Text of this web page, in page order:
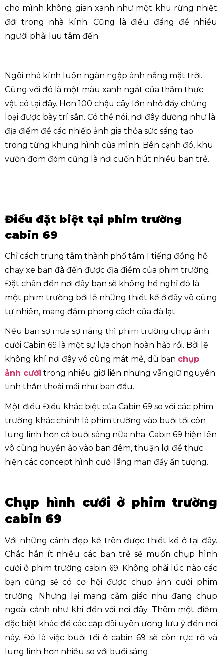
cho mình không gian xanh như một khu rừng nhiệt
đới trong nhà kính. Cũng là điều đáng để nhiều
người phải lưu tâm đến.
Ngôi nhà kính luôn ngàn ngập ánh nắng mặt trời.
Cùng với đó là một màu xanh ngắt của thảm thực
vật có tại đây. Hơn 100 chậu cây lớn nhỏ đầy chủng
loại được bày trí sẵn. Có thể nói, nơi đây dường như là
địa điểm để các nhiếp ảnh gia thỏa sức sáng tạo
trong từng khung hình của mình. Bên cạnh đó, khu
vườn đom đóm cũng là nơi cuốn hút nhiều bạn trẻ.
Điều đặt biệt tại phim trường
cabin 69
Chỉ cách trung tâm thành phố tầm 1 tiếng đồng hồ
chạy xe bạn đã đến được địa điểm của phim trường.
Đặt chân đến nơi đây bạn sẽ không hề nghĩ đó là
một phim trường bởi lẽ những thiết kế ở đây vô cùng
tự nhiên, mang đậm phong cách của đà lạt
Nếu bạn sợ mưa sợ nắng thì phim trường chụp ảnh
cưới Cabin 69 là một sự lựa chọn hoàn hảo rồi. Bởi lẽ
không khí nơi đây vô cùng mát mẻ, dù bạn chụp
ảnh cưới trong nhiều giờ liền nhưng vẫn giữ nguyên
tinh thần thoải mái như ban đầu.
Một điều Điều khác biệt của Cabin 69 so với các phim
trường khác chính là phim trường vào buổi tối còn
lung linh hơn cả buổi sáng nữa nha. Cabin 69 hiện lên
vô cùng huyền ảo vào ban đêm, thuận lợi để thực
hiện các concept hình cưới lãng mạn đầy ấn tượng.
Chụp hình cưới ở phim trường
cabin 69
Với những cảnh đẹp kể trên được thiết kế ở tại đây.
Chắc hẳn ít nhiều các bạn trẻ sẽ muốn chụp hình
cưới ở phim trường cabin 69. Không phải lúc nào các
bạn cũng sẽ có cơ hội được chụp ảnh cưới phim
trường. Nhưng lại mang cảm giác như đang chụp
ngoài cảnh như khi đến với nơi đây. Thêm một điểm
đặc biệt khác để các cặp đôi uyên ương lưu ý đến nơi
này. Đó là việc buổi tối ở cabin 69 sẽ còn rực rỡ và
lung linh hơn nhiều so với buổi sáng.